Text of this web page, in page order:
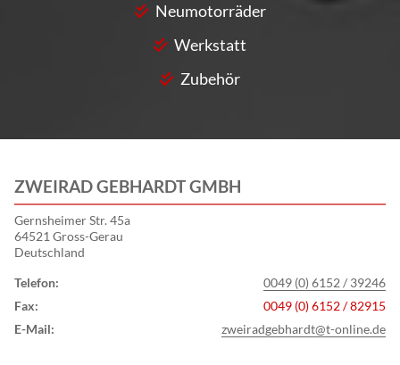
Neumotorräder
Werkstatt
Zubehör
ZWEIRAD GEBHARDT GMBH
Gernsheimer Str. 45a
64521 Gross-Gerau
Deutschland
Telefon:
0049 (0) 6152 / 39246
Fax:
0049 (0) 6152 / 82915
E-Mail:
zweiradgebhardt@t-online.de